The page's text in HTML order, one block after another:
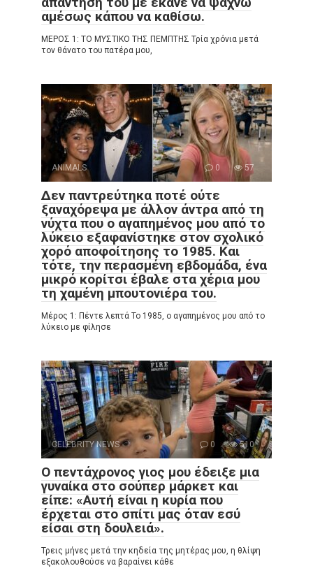
αμέσως κάπου να καθίσω.
ΜΕΡΟΣ 1: ΤΟ ΜΥΣΤΙΚΟ ΤΗΣ ΠΕΜΠΤΗΣ Τρία χρόνια μετά
τον θάνατο του πατέρα μου,
ANIMALS 0 57
Δεν παντρεύτηκα ποτέ ούτε
ξαναχόρεψα με άλλον άντρα από τη
νύχτα που ο αγαπημένος μου από το
λύκειο εξαφανίστηκε στον σχολικό
χορό αποφοίτησης το 1985. Και
τότε, την περασμένη εβδομάδα, ένα
μικρό κορίτσι έβαλε στα χέρια μου
τη χαμένη μπουτονιέρα του.
Μέρος 1: Πέντε λεπτά Το 1985, ο αγαπημένος μου από το
λύκειο με φίλησε
CELEBRITY NEWS 0 510
Ο πεντάχρονος γιος μου έδειξε μια
γυναίκα στο σούπερ μάρκετ και
είπε: «Αυτή είναι η κυρία που
έρχεται στο σπίτι μας όταν εσύ
είσαι στη δουλειά».
Τρεις μήνες μετά την κηδεία της μητέρας μου, η θλίψη
εξακολουθούσε να βαραίνει κάθε